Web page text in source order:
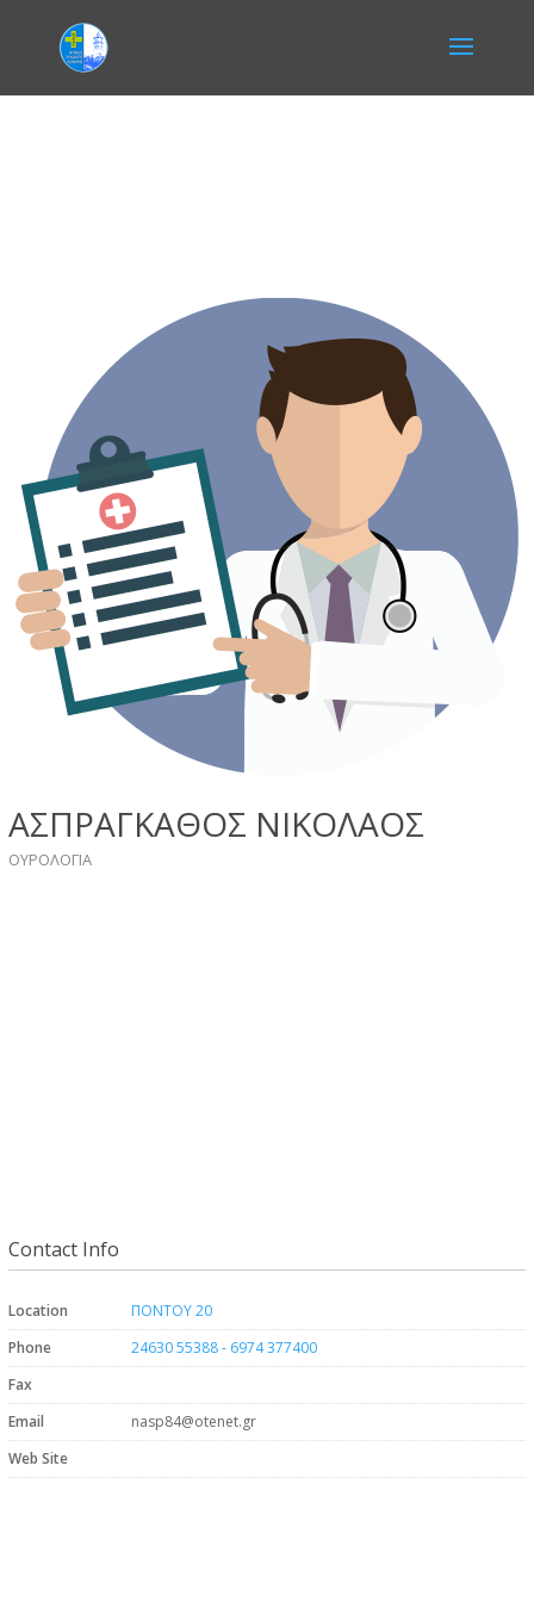
ΑΣΠΡΑΓΚΑΘΟΣ ΝΙΚΟΛΑΟΣ
ΟΥΡΟΛΟΓΙΑ
Contact Info
Location
ΠΟΝΤΟΥ 20
Phone
24630 55388 - 6974 377400
Fax
Email
nasp84@otenet.gr
Web Site